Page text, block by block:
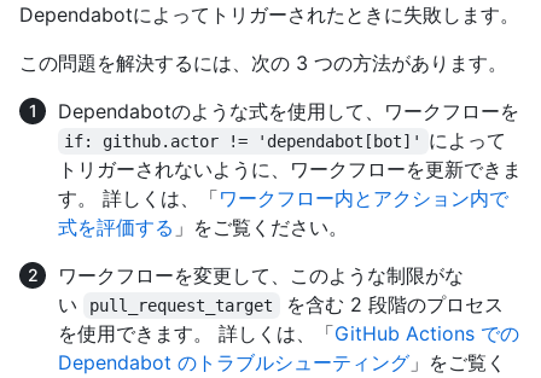
Dependabotによってトリガーされたときに失敗します。
この問題を解決するには、次の 3 つの方法があります。
Dependabotのような式を使用して、ワークフローを
if: github.actor != 'dependabot[bot]'
によって
トリガーされないように、ワークフローを更新できま
す。 詳しくは、「ワークフロー内とアクション内で
式を評価する 」をご覧ください。
ワークフローを変更して、このような制限がな
い
pull_request_target
を含む 2 段階のプロセス
を使用できます。 詳しくは、「GitHub Actions での
Dependabot のトラブルシューティング 」をご覧く